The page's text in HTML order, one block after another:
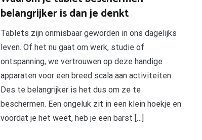
belangrijker is dan je denkt
Tablets zijn onmisbaar geworden in ons dagelijks
leven. Of het nu gaat om werk, studie of
ontspanning, we vertrouwen op deze handige
apparaten voor een breed scala aan activiteiten.
Des te belangrijker is het dus om ze te
beschermen. Een ongeluk zit in een klein hoekje en
voordat je het weet, heb je een barst […]